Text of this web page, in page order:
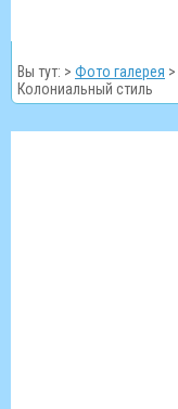
Вы тут: > Фото галерея >
Колониальный стиль